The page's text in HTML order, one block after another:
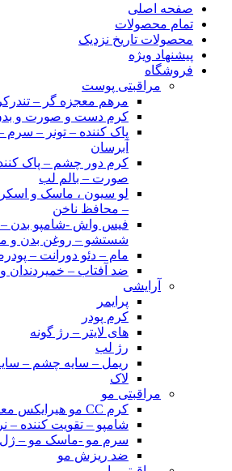
صفحه اصلی
تمام محصولات
محصولات تاریخ نزدیک
پیشنهاد ویژه
فروشگاه
مراقبتی پوست
مرهم معجزه گر – تندرکر
کرم دست و صورت و
پاک کننده – تونر –
آبرسان
کرم دور چشم – پاک
صورت – بالم لب
لو سیون ، ماسک و
– محافظ ناخن
فیس واش -شامپو بدن
شستشو – روغن بدن و
مام – دئو دورانت –
ضد آفتاب – خمیردندان
آرایشی
پرایمر
کرم پودر
های لایتر – رژ گونه
رژ لب
ریمل – سایه چشم –
لاک
مراقبتی مو
کرم CC مو هیرایکس معروف به دکتر مو
شامپو – تقویت کننده –
سرم مو -ماسک مو –
ضد ریزش مو